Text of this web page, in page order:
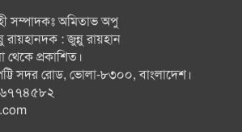
সম্পাদকঃ অমিতাভ অপু
রায়হানদক : জুন্নু রায়হান
থেকে প্রকাশিত।
সদর রোড, ভোলা-৮৩০০, বাংলাদেশ।